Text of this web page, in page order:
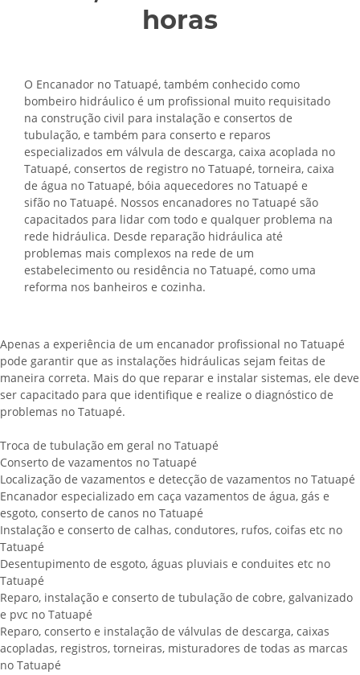
horas
O Encanador no Tatuapé, também conhecido como
bombeiro hidráulico é um profissional muito requisitado
na construção civil para instalação e consertos de
tubulação, e também para conserto e reparos
especializados em válvula de descarga, caixa acoplada no
Tatuapé, consertos de registro no Tatuapé, torneira, caixa
de água no Tatuapé, bóia aquecedores no Tatuapé e
sifão no Tatuapé. Nossos encanadores no Tatuapé são
capacitados para lidar com todo e qualquer problema na
rede hidráulica. Desde reparação hidráulica até
problemas mais complexos na rede de um
estabelecimento ou residência no Tatuapé, como uma
reforma nos banheiros e cozinha.
Apenas a experiência de um encanador profissional no Tatuapé
pode garantir que as instalações hidráulicas sejam feitas de
maneira correta. Mais do que reparar e instalar sistemas, ele deve
ser capacitado para que identifique e realize o diagnóstico de
problemas no Tatuapé.
Troca de tubulação em geral no Tatuapé
Conserto de vazamentos no Tatuapé
Localização de vazamentos e detecção de vazamentos no Tatuapé
Encanador especializado em caça vazamentos de água, gás e
esgoto, conserto de canos no Tatuapé
Instalação e conserto de calhas, condutores, rufos, coifas etc no
Tatuapé
Desentupimento de esgoto, águas pluviais e conduites etc no
Tatuapé
Reparo, instalação e conserto de tubulação de cobre, galvanizado
e pvc no Tatuapé
Reparo, conserto e instalação de válvulas de descarga, caixas
acopladas, registros, torneiras, misturadores de todas as marcas
no Tatuapé